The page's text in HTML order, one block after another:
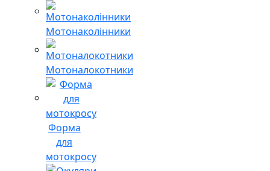
Мотонаколінники
Мотоналокотники
Форма
для
мотокросу